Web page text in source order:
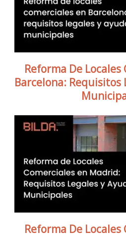
Reforma De Locales
Barcelona: Requisitos
Reforma De Locales